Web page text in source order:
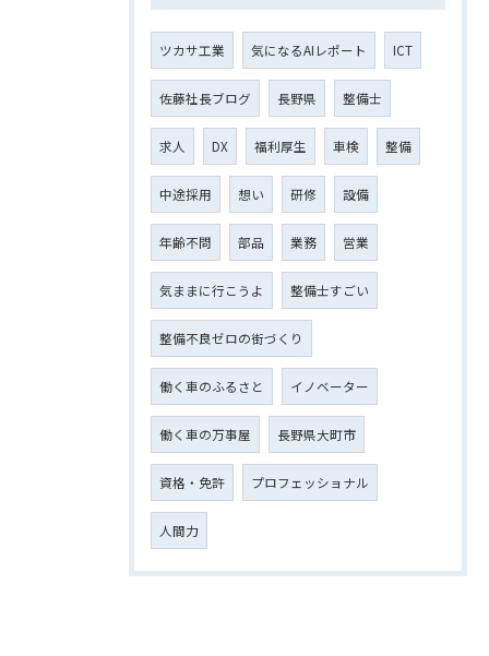
ツカサ工業 気になるAIレポート ICT
佐藤社長ブログ 長野県 整備士
求人 DX 福利厚生 車検 整備
中途採用 想い 研修 設備
年齢不問 部品 業務 営業
気ままに行こうよ 整備士すごい
整備不良ゼロの街づくり
働く車のふるさと イノベーター
働く車の万事屋 長野県大町市
資格・免許 プロフェッショナル
人間力